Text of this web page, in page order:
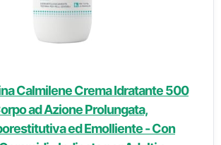
Calmilene Crema Idratante 500
ad Azione Prolungata,
ed Emolliente - Con